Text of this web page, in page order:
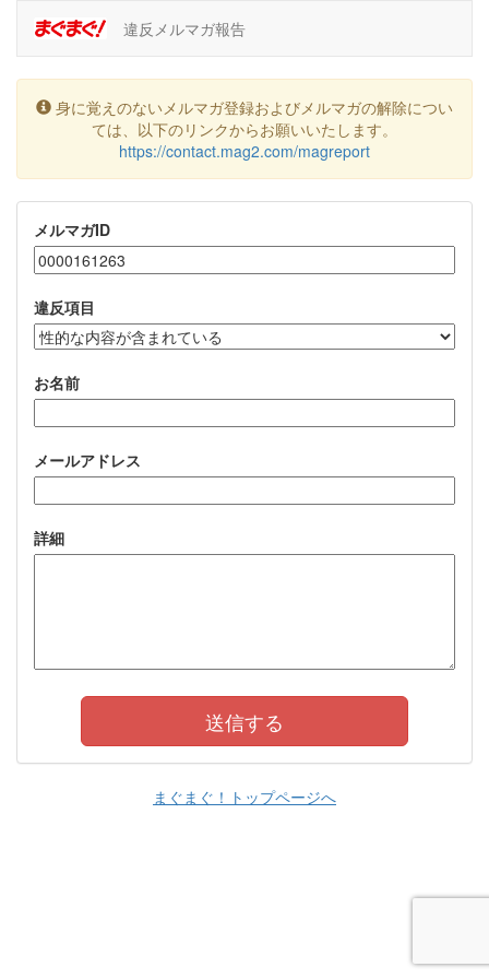
違反メルマガ報告
身に覚えのないメルマガ登録およびメルマガの解除につい
ては、以下のリンクからお願いいたします。
https://contact.mag2.com/magreport
メルマガID
違反項目
お名前
メールアドレス
詳細
まぐまぐ！トップページへ